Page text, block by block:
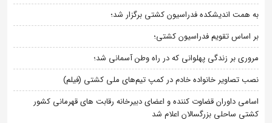
به همت اندیشکده فدراسیون کشتی برگزار شد؛
بر اساس تقویم فدراسیون کشتی؛
مروری بر زندگی پهلوانی که در راه وطن آسمانی شد؛
نصب تصاویر خانواده خادم در کمپ تیم‌های ملی کشتی (فیلم)
اسامی داوران قضاوت کننده و اعضای دبیرخانه رقابت های قهرمانی کشور
کشتی ساحلی بزرگسالان اعلام شد